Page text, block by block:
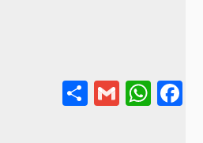
Gmail
Share